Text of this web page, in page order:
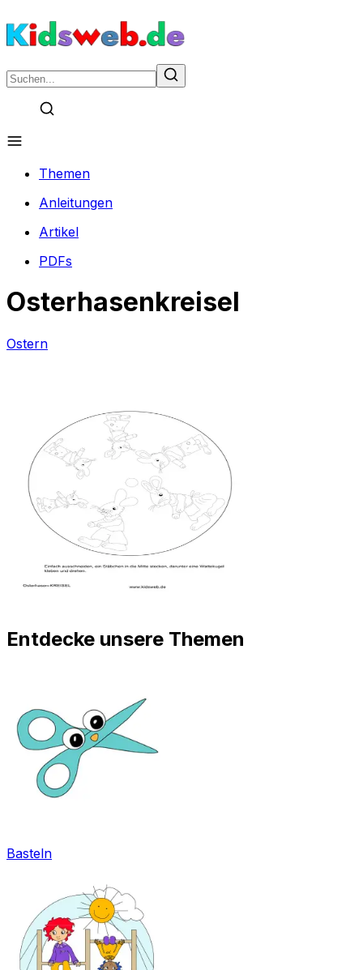
Themen
Anleitungen
Artikel
PDFs
Osterhasenkreisel
Ostern
Entdecke unsere Themen
Basteln